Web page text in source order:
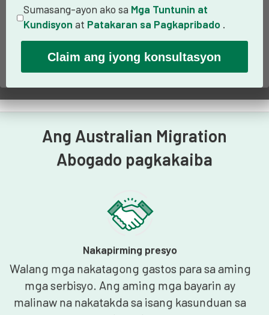
Sumasang-ayon ako sa Mga Tuntunin at
Kundisyon at Patakaran sa Pagkapribado .
Ang Australian Migration
Abogado pagkakaiba
Nakapirming presyo
Walang mga nakatagong gastos para sa aming
mga serbisyo. Ang aming mga bayarin ay
malinaw na nakatakda sa isang kasunduan sa